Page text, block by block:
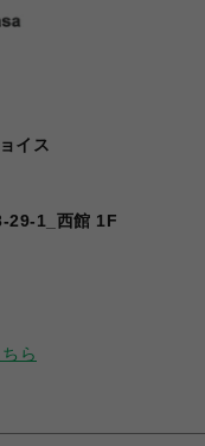
イス
29-1_西館 1F
ちら